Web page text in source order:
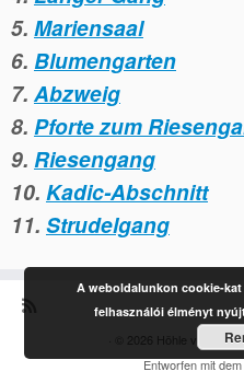
5. Mariensaal
6. Blumengarten
7. Abzweig
8. Pforte zum
9. Riesengang
10. Kadic-Abschnitt
11. Strudelgang
© 2026 Höhle von
Entworfen mit dem
A weboldalunkon cookie-
felhasználói élményt